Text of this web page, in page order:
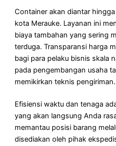
Container akan diantar
kota Merauke. Layanan ini
biaya tambahan yang sering
terduga. Transparansi harga
bagi para pelaku bisnis skala
pada pengembangan usaha
memikirkan teknis pengiriman.
Efisiensi waktu dan tenaga
yang akan langsung Anda
memantau posisi barang
disediakan oleh pihak